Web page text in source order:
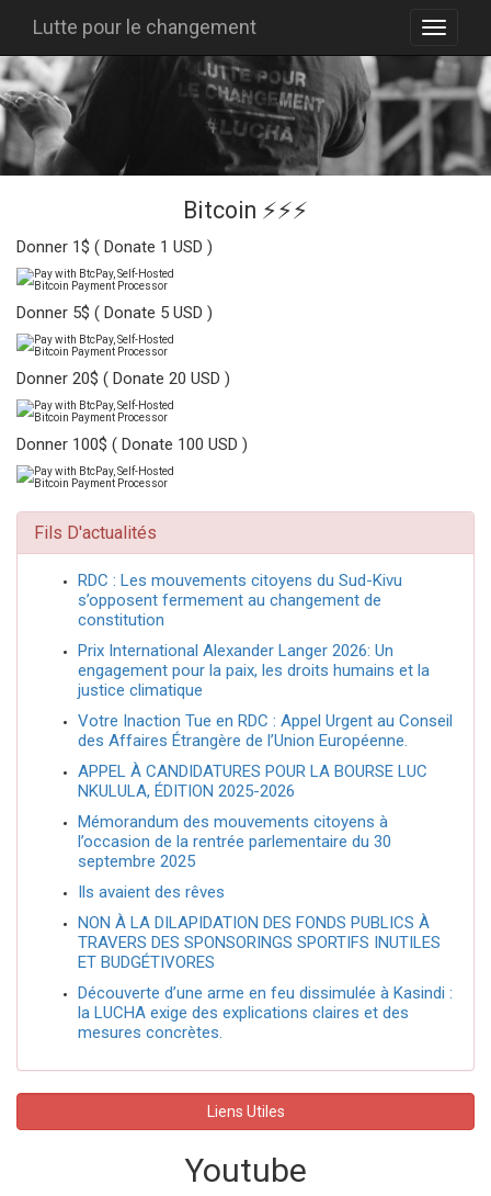
Lutte pour le changement
Bitcoin ⚡⚡⚡
Donner 1$ ( Donate 1 USD )
Donner 5$ ( Donate 5 USD )
Donner 20$ ( Donate 20 USD )
Donner 100$ ( Donate 100 USD )
Fils D'actualités
RDC : Les mouvements citoyens du Sud-Kivu
s’opposent fermement au changement de
constitution
Prix International Alexander Langer 2026: Un
engagement pour la paix, les droits humains et la
justice climatique
Votre Inaction Tue en RDC : Appel Urgent au Conseil
des Affaires Étrangère de l’Union Européenne.
APPEL À CANDIDATURES POUR LA BOURSE LUC
NKULULA, ÉDITION 2025-2026
Mémorandum des mouvements citoyens à
l’occasion de la rentrée parlementaire du 30
septembre 2025
Ils avaient des rêves
NON À LA DILAPIDATION DES FONDS PUBLICS À
TRAVERS DES SPONSORINGS SPORTIFS INUTILES
ET BUDGÉTIVORES
Découverte d’une arme en feu dissimulée à Kasindi :
la LUCHA exige des explications claires et des
mesures concrètes.
Liens Utiles
Youtube